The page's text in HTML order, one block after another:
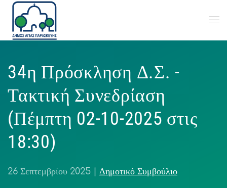
34η Πρόσκληση Δ.Σ. -
Τακτική Συνεδρίαση
(Πέμπτη 02-10-2025 στις
18:30)
26 Σεπτεμβρίου 2025 Δημοτικό Συμβούλιο